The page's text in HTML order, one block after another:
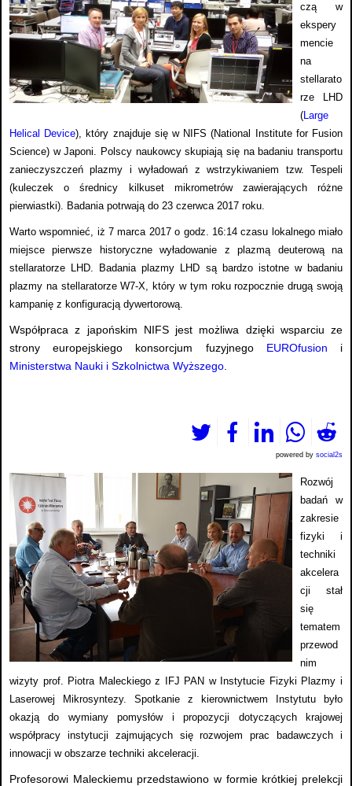
czą w
ekspery
mencie
na
stellarato
rze LHD
(Large
Helical Device), który znajduje się w NIFS (National Institute for Fusion
Science) w Japoni. Polscy naukowcy skupiają się na badaniu transportu
zanieczyszczeń plazmy i wyładowań z wstrzykiwaniem tzw. Tespeli
(kuleczek o średnicy kilkuset mikrometrów zawierających różne
pierwiastki). Badania potrwają do 23 czerwca 2017 roku.
Warto wspomnieć, iż 7 marca 2017 o godz. 16:14 czasu lokalnego miało
miejsce pierwsze historyczne wyładowanie z plazmą deuterową na
stellaratorze LHD. Badania plazmy LHD są bardzo istotne w badaniu
plazmy na stellaratorze W7-X, który w tym roku rozpocznie drugą swoją
kampanię z konfiguracją dywertorową.
Współpraca z japońskim NIFS jest możliwa dzięki wsparciu ze
strony europejskiego konsorcjum fuzyjnego EUROfusion i
Ministerstwa Nauki i Szkolnictwa Wyższego
powered by social2s
Rozwój
badań w
zakresie
fizyki i
techniki
akcelera
cji stał
się
tematem
przewod
nim
wizyty prof. Piotra Maleckiego z IFJ PAN w Instytucie Fizyki Plazmy i
Laserowej Mikrosyntezy. Spotkanie z kierownictwem Instytutu było
okazją do wymiany pomysłów i propozycji dotyczących krajowej
współpracy instytucji zajmujących się rozwojem prac badawczych i
innowacji w obszarze techniki akceleracji.
Profesorowi Maleckiemu przedstawiono w formie krótkiej prelekcji